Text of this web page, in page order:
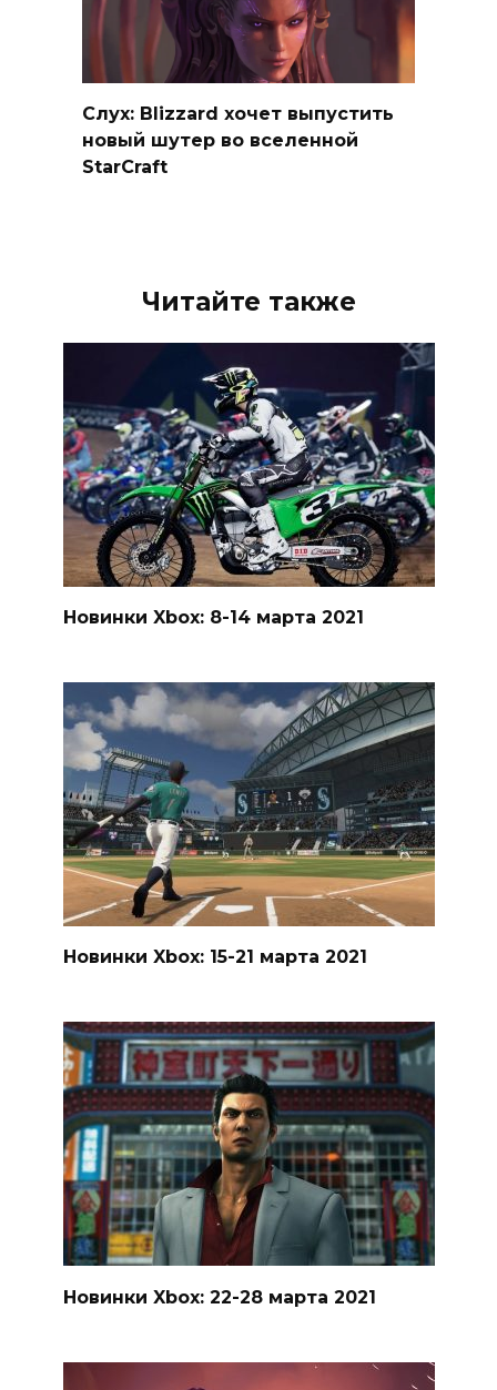
Слух: Blizzard хочет выпустить
новый шутер во вселенной
StarCraft
Читайте также
Новинки Xbox: 8-14 марта 2021
Новинки Xbox: 15-21 марта 2021
Новинки Xbox: 22-28 марта 2021